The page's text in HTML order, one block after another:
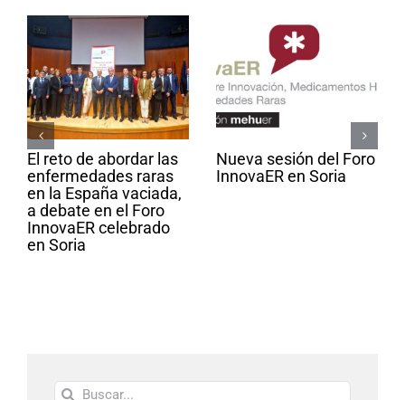
El reto de abordar las
enfermedades raras
en la España vaciada,
a debate en el Foro
InnovaER celebrado
en Soria
Nueva sesión del Foro
InnovaER en Soria
Buscar: